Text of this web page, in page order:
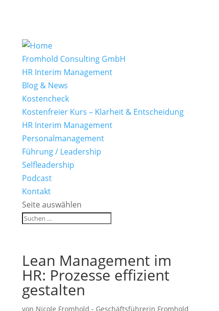
Fromhold Consulting GmbH
HR Interim Management
Blog & News
Kostencheck
Kostenfreier Kurs – Klarheit & Entscheidung
HR Interim Management
Personalmanagement
Führung / Leadership
Selfleadership
Podcast
Kontakt
Seite auswählen
Lean Management im
HR: Prozesse effizient
gestalten
von Nicole Fromhold - Geschäftsführerin Fromhold